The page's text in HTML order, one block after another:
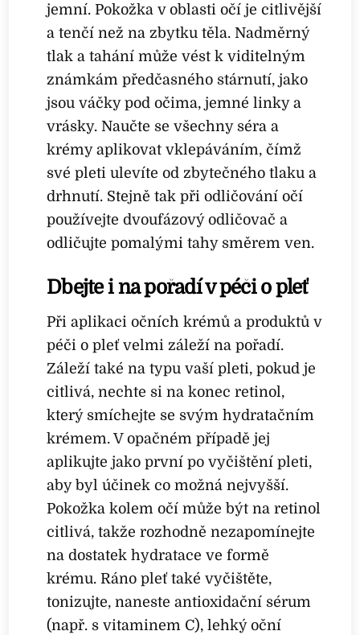
jemní. Pokožka v oblasti očí je citlivější
a tenčí než na zbytku těla. Nadměrný
tlak a tahání může vést k viditelným
známkám předčasného stárnutí, jako
jsou váčky pod očima, jemné linky a
vrásky. Naučte se všechny séra a
krémy aplikovat vklepáváním, čímž
své pleti ulevíte od zbytečného tlaku a
drhnutí. Stejně tak při odličování očí
používejte dvoufázový odličovač a
odličujte pomalými tahy směrem ven.
Dbejte i na pořadí v péči o pleť
Při aplikaci očních krémů a produktů v
péči o pleť velmi záleží na pořadí.
Záleží také na typu vaší pleti, pokud je
citlivá, nechte si na konec retinol,
který smíchejte se svým hydratačním
krémem. V opačném případě jej
aplikujte jako první po vyčištění pleti,
aby byl účinek co možná nejvyšší.
Pokožka kolem očí může být na retinol
citlivá, takže rozhodně nezapomínejte
na dostatek hydratace ve formě
krému. Ráno pleť také vyčištěte,
tonizujte, naneste antioxidační sérum
(např. s vitaminem C), lehký oční